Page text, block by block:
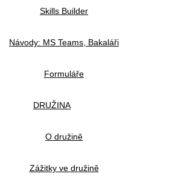
Skills Builder
Návody: MS Teams, Bakaláři
Formuláře
DRUŽINA
O družině
Zážitky ve družině